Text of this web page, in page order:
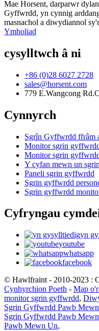
Mae Horsent, darparwr
Gyffwrdd, yn cynnig
masnachol a diwydiannol
Ymholiad
cysylltwch â ni
+86 (0)28 6027 2728
sales@horsent.com
779 E.Wangcong
Cynnyrch
Sgrîn Gyffwrdd ffrâm
Monitor sgrin
Monitor sgrin
Y cyfan mewn un
Paneli sgrin gyffwrdd
Sgrin gyffwrdd
Sgrin gyffwrdd
Cyfryngau
yn
youtube
whatsapp
facebook
© Hawlfraint - 2010-2023 :
Cynhyrchion Poeth - Map
monitor sgrin gyffwrdd,
Sgrin Gyffwrdd Pawb
Sgrin Gyffwrdd Pawb
Pawb Mewn Un,